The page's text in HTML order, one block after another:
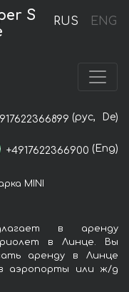
RUS ENG
S
(рус, De)
+4917622366900 (Eng)
MINI
в аренду
в Линце. Вы
аренду в Линце
аэропорты или ж/д